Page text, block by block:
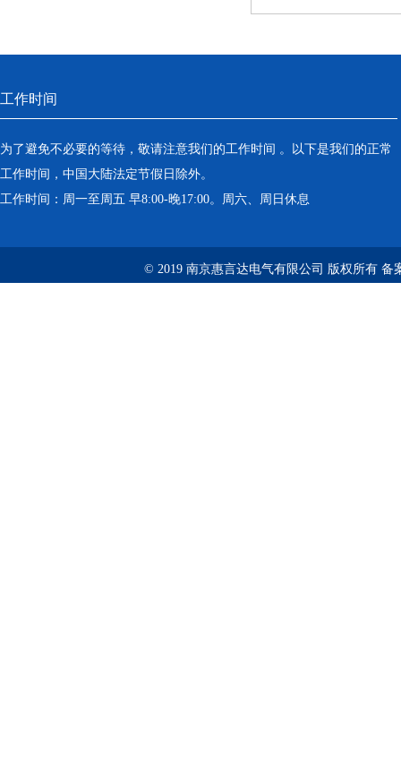
工作时间
为了避免不必要的等待，敬请注意我们的工作时间 。以下是我们的正常
工作时间，中国大陆法定节假日除外。
工作时间：周一至周五 早8:00-晚17:00。周六、周日休息
© 2019 南京惠言达电气有限公司 版权所有 备